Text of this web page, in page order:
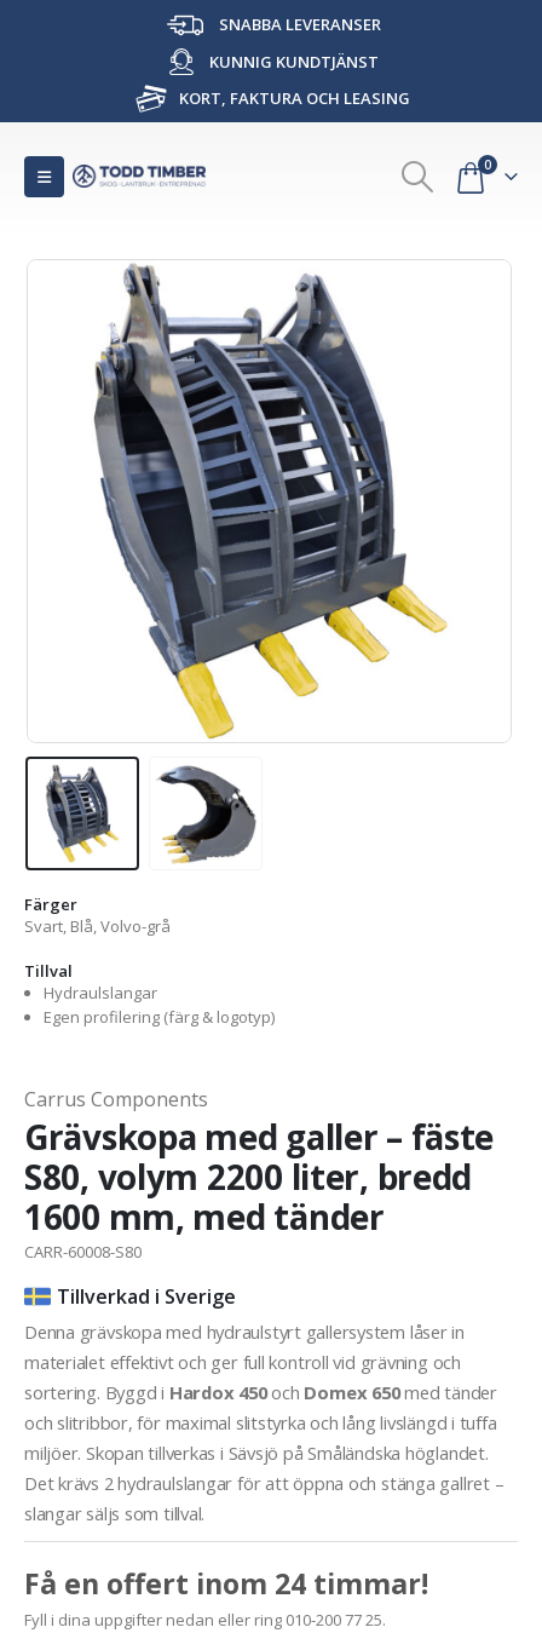
SNABBA LEVERANSER
KUNNIG KUNDTJÄNST
KORT, FAKTURA OCH LEASING
0
Färger
Svart, Blå, Volvo-grå
Tillval
Hydraulslangar
Egen profilering (färg & logotyp)
Carrus Components
Grävskopa med galler – fäste
S80, volym 2200 liter, bredd
1600 mm, med tänder
CARR-60008-S80
Tillverkad i Sverige
Denna grävskopa med hydraulstyrt gallersystem låser in
materialet effektivt och ger full kontroll vid grävning och
sortering. Byggd i Hardox 450och Domex 650med tänder
och slitribbor, för maximal slitstyrka och lång livslängd i tuffa
miljöer. Skopan tillverkas i Sävsjö på Småländska höglandet.
Det krävs 2 hydraulslangar för att öppna och stänga gallret –
slangar säljs som tillval.
Få en offert inom 24 timmar!
Fyll i dina uppgifter nedan eller ring 010-200 77 25.